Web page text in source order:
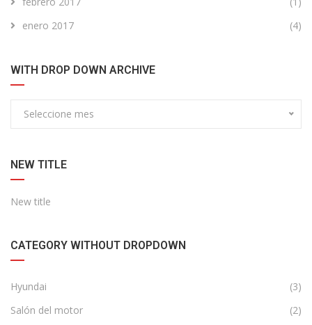
enero 2017
(4)
WITH DROP DOWN ARCHIVE
Seleccione mes
NEW TITLE
New title
CATEGORY WITHOUT DROPDOWN
Hyundai
(3)
Salón del motor
(2)